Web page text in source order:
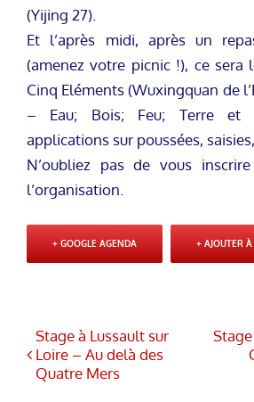
(Yijing 27).
Et l’après midi, après un
(amenez votre picnic !), ce sera
Cinq Eléments (Wuxingquan de
– Eau; Bois; Feu; Terre et
applications sur poussées,
N’oubliez pas de vous
l’organisation.
+ GOOGLE AGENDA + AJOUTER
Stage à Lussault sur
Loire – Au delà des
Quatre Mers